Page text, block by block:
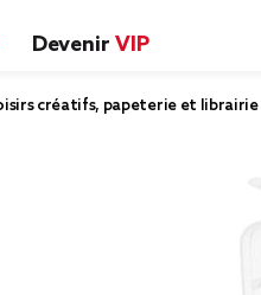
Devenir VIP
créatifs, papeterie et librairie